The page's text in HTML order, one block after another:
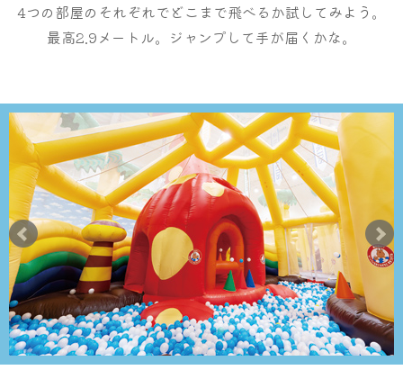
4つの部屋のそれぞれでどこまで飛べるか試してみよう。
最高2.9メートル。ジャンプして手が届くかな。